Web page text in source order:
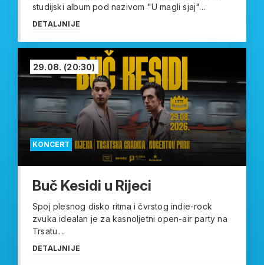
studijski album pod nazivom "U magli sjaj"...
DETALJNIJE
KONCERT
29.08. (20:30)
Buč Kesidi u Rijeci
Spoj plesnog disko ritma i čvrstog indie-rock
zvuka idealan je za kasnoljetni open-air party na
Trsatu....
DETALJNIJE